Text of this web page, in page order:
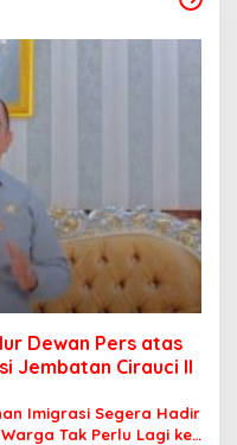
Dewan Pers atas
Jembatan Cirauci II
Imigrasi Segera Hadir
Tak Perlu Lagi ke